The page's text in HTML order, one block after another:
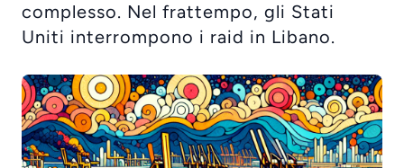
complesso. Nel frattempo, gli Stati
Uniti interrompono i raid in Libano.